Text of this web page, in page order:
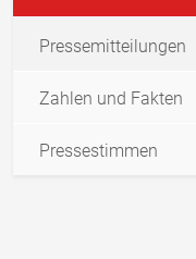
Pressemitteilungen
Zahlen und Fakten
Pressestimmen